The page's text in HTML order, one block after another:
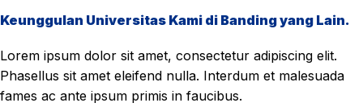
Keunggulan Universitas Kami di Banding yang Lain.
Lorem ipsum dolor sit amet, consectetur adipiscing elit.
Phasellus sit amet eleifend nulla. Interdum et malesuada
fames ac ante ipsum primis in faucibus.